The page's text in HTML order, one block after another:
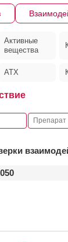
Активные
вещества
АТХ